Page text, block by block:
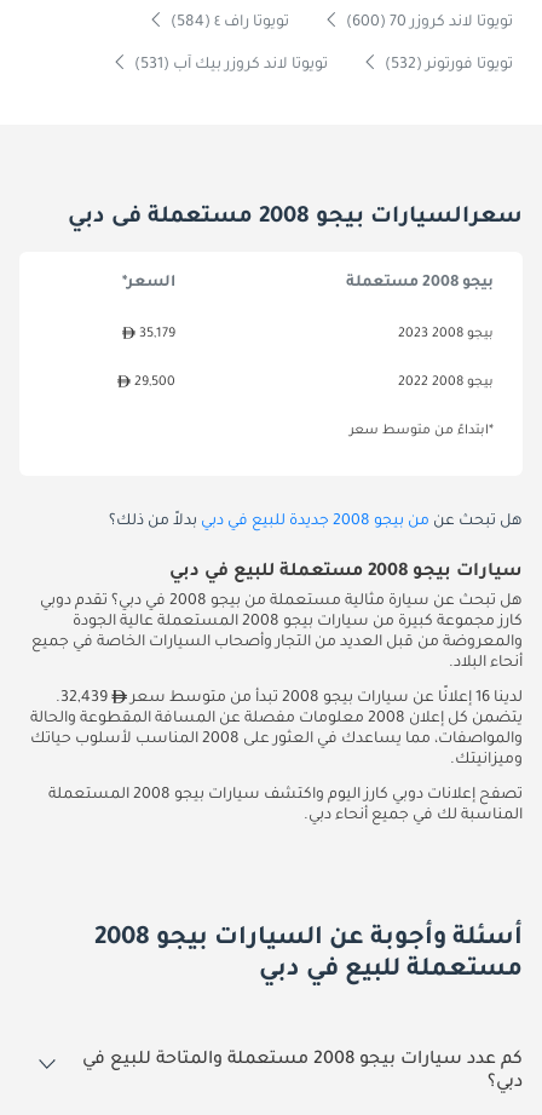
تويوتا لاند كروزر 70 (600) تويوتا راف ٤ (584)
تويوتا فورتونر (532) تويوتا لاند كروزر بيك آب (531)
سعرالسيارات بيجو 2008 مستعملة فى دبي
بيجو 2008 مستعملة السعر*
بيجو 2008 2023 35,179
بيجو 2008 2022 29,500
*ابتداءً من متوسط سعر
هل تبحث عن من بيجو 2008 جديدة للبيع في دبي بدلاً من ذلك؟
سيارات بيجو 2008 مستعملة للبيع في دبي
هل تبحث عن سيارة مثالية مستعملة من بيجو 2008 في دبي؟ تقدم دوبي
كارز مجموعة كبيرة من سيارات بيجو 2008 المستعملة عالية الجودة
والمعروضة من قبل العديد من التجار وأصحاب السيارات الخاصة في جميع
أنحاء البلاد.
لدينا 16 إعلانًا عن سيارات بيجو 2008 تبدأ من متوسط سعر
32,439.
يتضمن كل إعلان 2008 معلومات مفصلة عن المسافة المقطوعة والحالة
والمواصفات، مما يساعدك في العثور على 2008 المناسب لأسلوب حياتك
وميزانيتك.
تصفح إعلانات دوبي كارز اليوم واكتشف سيارات بيجو 2008 المستعملة
المناسبة لك في جميع أنحاء دبي.
أسئلة وأجوبة عن السيارات بيجو 2008
مستعملة للبيع في دبي
كم عدد سيارات بيجو 2008 مستعملة والمتاحة للبيع في
دبي؟